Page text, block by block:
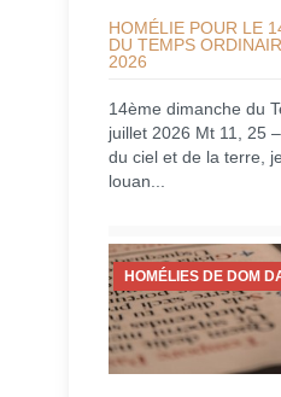
HOMÉLIE POUR LE
DU TEMPS
2026
14ème dimanche du
juillet 2026 Mt 11, 25
du ciel et de la terre,
louan...
HOMÉLIES DE DOM